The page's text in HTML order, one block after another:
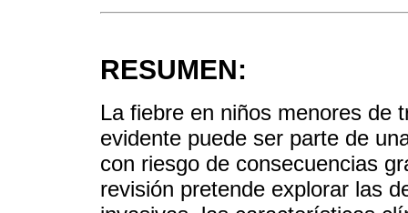
RESUMEN:
La fiebre en niños menores de
evidente puede ser parte de
con riesgo de consecuencias
revisión pretende explorar las